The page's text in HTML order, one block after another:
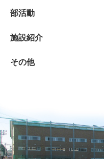
部活動
施設紹介
その他